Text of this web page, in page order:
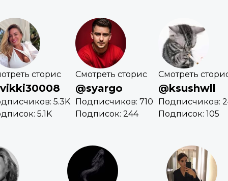
сторис
5.3K
5.1K
Смотреть сторис
@syargo
Подписчиков: 710
Подписок: 244
Смотреть
@ksushwll
Подписчиков:
Подписок: 105